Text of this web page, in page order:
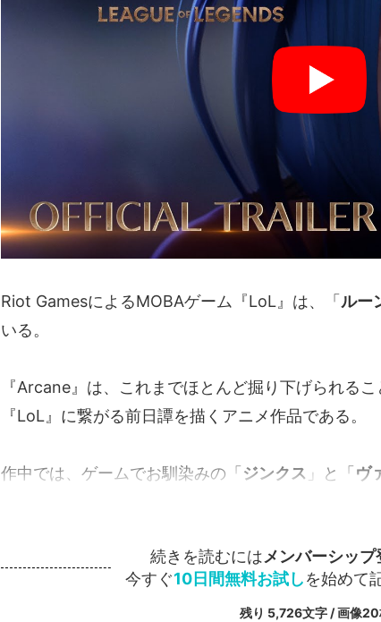
Riot GamesによるMOBAゲーム『LoL』は、「ルー
いる。
『Arcane』は、これまでほとんど掘り下げられる
『LoL』に繋がる前日譚を描くアニメ作品である。
作中では、ゲームでお馴染みの「ジンクス 」と「ヴ
続きを読むにはメンバーシップ
今すぐ10日間無料お試しを始めて
残り 5,726文字 / 画像